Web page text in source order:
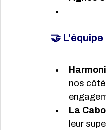
🤝
nos
La
leur